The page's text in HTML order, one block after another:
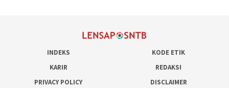
INDEKS
KODE ETIK
KARIR
REDAKSI
PRIVACY POLICY
DISCLAIMER